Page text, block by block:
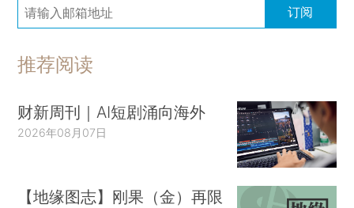
订阅
推荐阅读
财新周刊｜AI短剧涌向海外
2026年08月07日
【地缘图志】刚果（金）再限